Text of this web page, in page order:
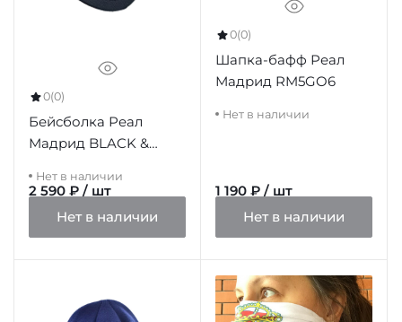
0(0)
Бейсболка Реал
Мадрид BLACK &
Нет в наличии
2 590 ₽ / шт
Нет в наличии
0(0)
Шапка-бафф Реал
Мадрид RM5GO6
Нет в наличии
1 190 ₽ / шт
Нет в наличии